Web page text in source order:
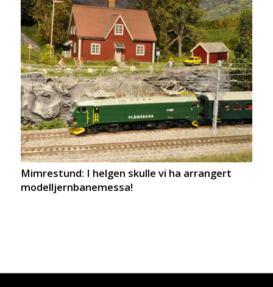
Mimrestund: I helgen skulle vi ha arrangert
modelljernbanemessa!